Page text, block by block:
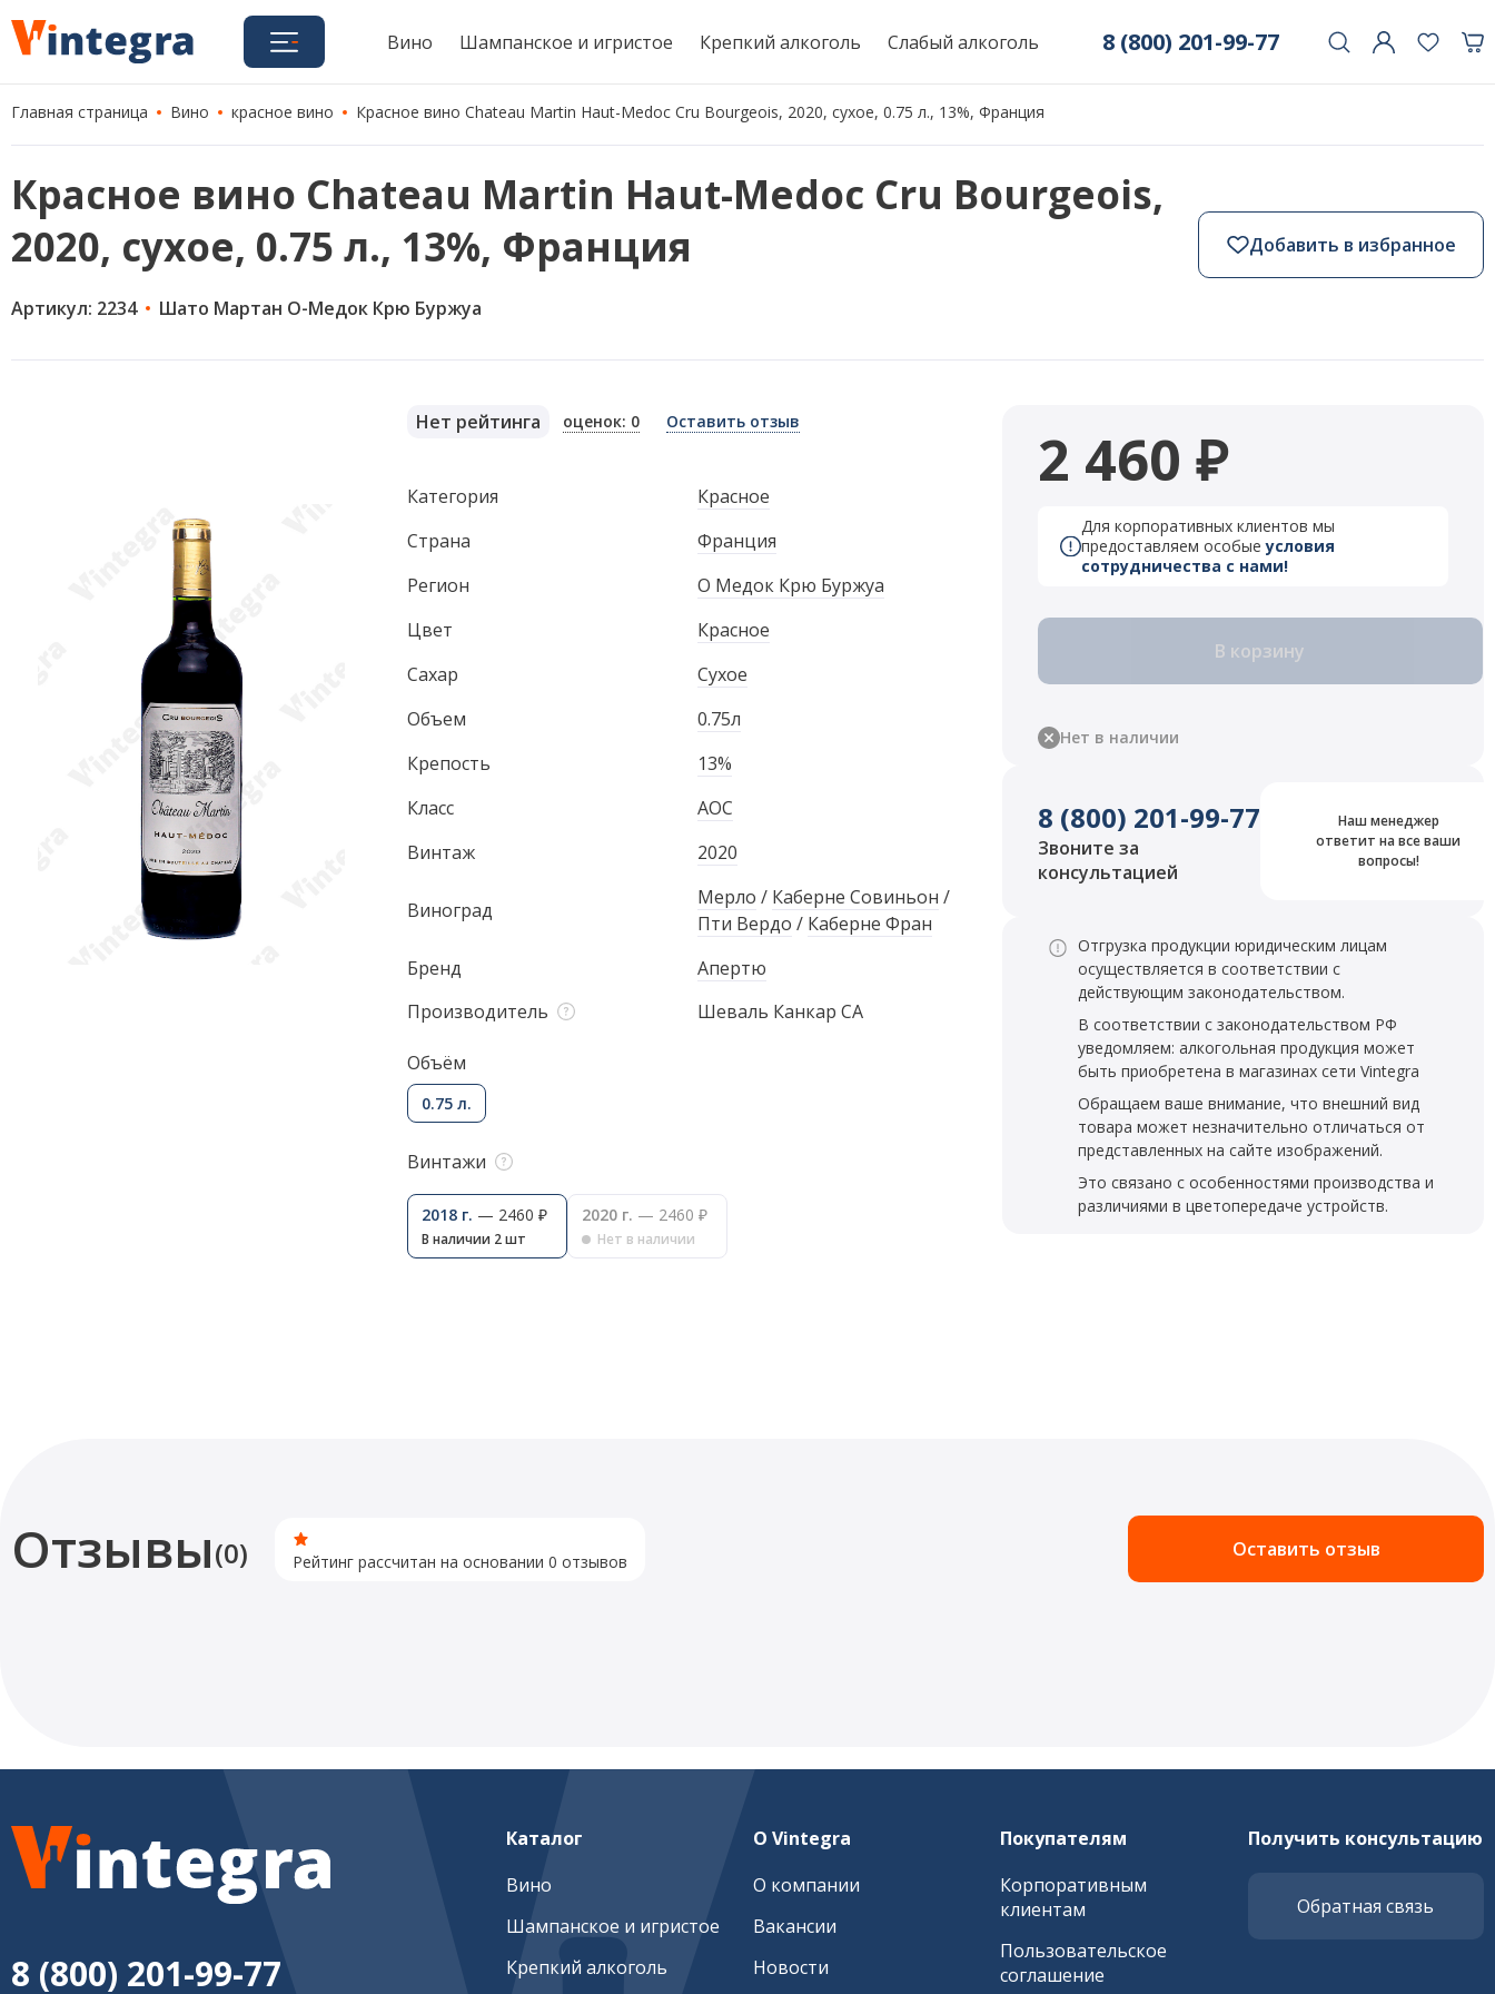
Вино Шампанское и игристое Крепкий алкоголь Слабый алкоголь 8 (800) 201-99-77
Главная страница Вино красное вино Красное вино Chateau Martin Haut-Medoc Cru Bourgeois, 2020, сухое, 0.75 л., 13%, Франция
Красное вино Chateau Martin Haut-Medoc Cru Bourgeois,
2020, сухое, 0.75 л., 13%, Франция
Артикул: 2234 Шато Мартан О-Медок Крю Буржуа
Добавить в избранное
Нет рейтинга оценок: 0 Оставить отзыв
Категория
Красное
Страна
Франция
Регион
О Медок Крю Буржуа
Цвет
Красное
Сахар
Сухое
Объем
0.75л
Крепость
13%
Класс
AOC
Винтаж
2020
Виноград
Мерло / Каберне Совиньон /
Пти Вердо / Каберне Фран
Бренд
Апертю
Производитель
Шеваль Канкар СА
Объём
0.75 л.
Винтажи
2018 г. — 2460 ₽
В наличии 2 шт
2020 г. — 2460 ₽
Нет в наличии
2 460 ₽
Для корпоративных клиентов мы
предоставляем особыеусловия
сотрудничества с нами!
В корзину
Нет в наличии
8 (800) 201-99-77
Звоните за
консультацией
Наш менеджер
ответит на все ваши
вопросы!
Отгрузка продукции юридическим лицам
осуществляется в соответствии с
действующим законодательством.
В соответствии с законодательством РФ
уведомляем: алкогольная продукция может
быть приобретена в магазинах сети Vintegra
Обращаем ваше внимание, что внешний вид
товара может незначительно отличаться от
представленных на сайте изображений.
Это связано с особенностями производства и
различиями в цветопередаче устройств.
Отзывы(0) Рейтинг рассчитан на основании 0 отзывов Оставить отзыв
8 (800) 201-99-77
Каталог
Вино
Шампанское и игристое
Крепкий алкоголь
О Vintegra
О компании
Вакансии
Новости
Покупателям
Корпоративным
клиентам
Пользовательское
соглашение
Получить консультацию
Обратная связь